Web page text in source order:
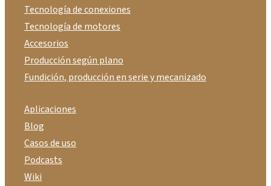
Tecnología de conexiones
Tecnología de motores
Accesorios
Producción según plano
Fundición, producción en serie y mecanizado
Aplicaciones
Blog
Casos de uso
Podcasts
Wiki